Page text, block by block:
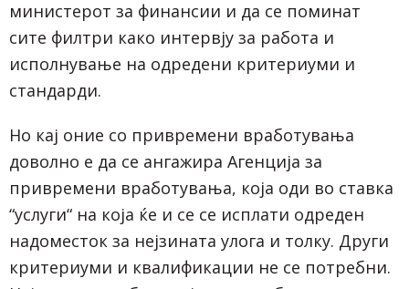
министерот за финансии и да се поминат
сите филтри како интервју за работа и
исполнување на одредени критериуми и
стандарди.
Но кај оние со привремени вработувања
доволно е да се ангажира Агенција за
привремени вработувања, која оди во ставка
“услуги“ на која ќе и се се исплати одреден
надоместок за нејзината улога и толку. Други
критериуми и квалификации не се потребни.